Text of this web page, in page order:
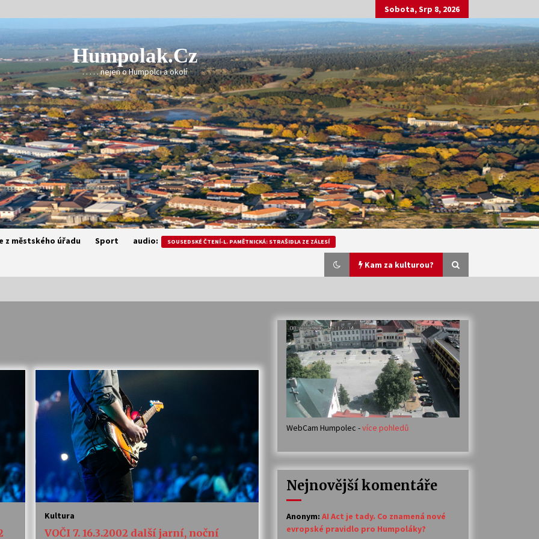
Sobota, Srp 8, 2026
Humpolak.cz
. . . . . nejen o Humpolci a okolí
z městského úřadu Sport audio: SOUSEDSKÉ ČTENÍ-L. PAMĚTNICKÁ: STRAŠIDLA ZE ZÁLESÍ
Kam za kulturou?
Veselí muzikanti
30. 7. 2026
Letní koncerty ve Stromovce:
Kolchoz a Jenakaši
28. 7. 2026
Votavžatský ploty
23. 7. 2026
Vysočinka
17. 7. 2026 14. 7. 2026
Varhanní recitál Michala Novenka v
30. 6. 2026
Kultura
VOČI 7. 16.3.2002 další jarní, noční
WebCam Humpolec -více pohledů
Nejnovější komentáře
Anonym: AI Act je tady. Co znamená nové
evropské pravidlo pro Humpoláky?